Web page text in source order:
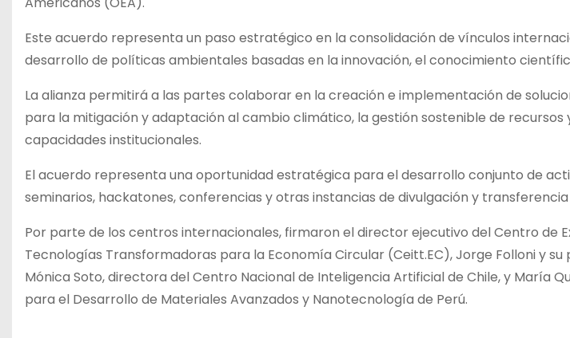
Este acuerdo representa un paso estratégico en la consolidación de vínculos
desarrollo de políticas ambientales basadas en la innovación, el conocimiento
La alianza permitirá a las partes colaborar en la creación e implementación de
para la mitigación y adaptación al cambio climático, la gestión sostenible de
capacidades institucionales.
El acuerdo representa una oportunidad estratégica para el desarrollo conjunto de
seminarios, hackatones, conferencias y otras instancias de divulgación y
Por parte de los centros internacionales, firmaron el director ejecutivo del Centro de
Tecnologías Transformadoras para la Economía Circular (Ceitt.EC), Jorge Folloni y
Mónica Soto, directora del Centro Nacional de Inteligencia Artificial de Chile, y María
para el Desarrollo de Materiales Avanzados y Nanotecnología de Perú.